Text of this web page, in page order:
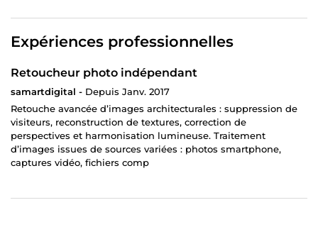
Expériences professionnelles
Retoucheur photo indépendant
samartdigital - Depuis Janv. 2017
Retouche avancée d’images architecturales : suppression de
visiteurs, reconstruction de textures, correction de
perspectives et harmonisation lumineuse. Traitement
d’images issues de sources variées : photos smartphone,
captures vidéo, fichiers comp